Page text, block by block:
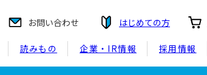
お問い合わせ はじめての方
読みもの 企業・IR情報 採用情報